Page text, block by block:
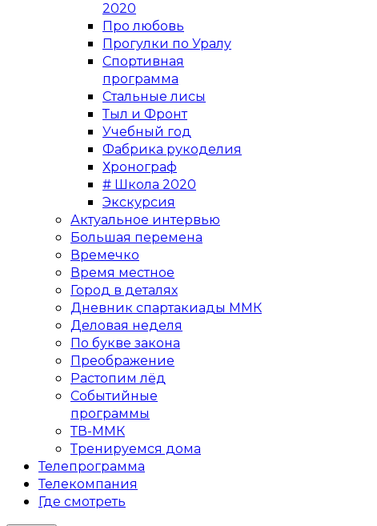
2020
Про любовь
Прогулки по Уралу
Спортивная
программа
Стальные лисы
Тыл и Фронт
Учебный год
Фабрика рукоделия
Хронограф
# Школа 2020
Экскурсия
Актуальное интервью
Большая перемена
Времечко
Время местное
Город в деталях
Дневник спартакиады ММК
Деловая неделя
По букве закона
Преображение
Растопим лёд
Событийные
программы
ТВ-ММК
Тренируемся дома
Телепрограмма
Телекомпания
Где смотреть